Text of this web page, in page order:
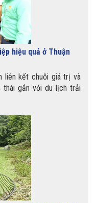
Minh Khuê
đại
Liêu
hiệu quả ở Thuận
liên kết chuỗi giá trị và
thái gắn với du lịch trải